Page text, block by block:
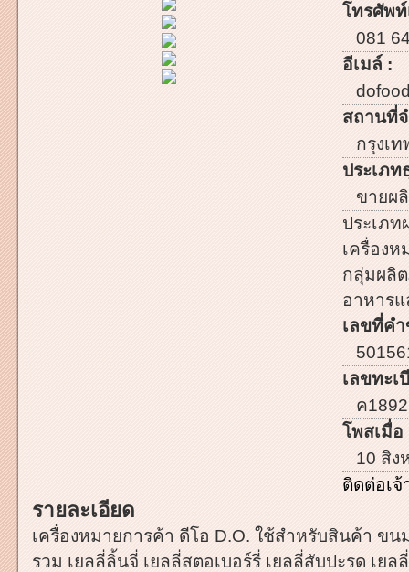
โทรศัพ
081
อีเมล์ :
สถานที่
กรุงเ
ประเภท
ขายผ
ประเภท
เครื่องห
กลุ่มผลิ
อาหารแ
เลขที่ค
เลขทะเ
ค
โพสเมื่อ
10 สิง
ติดต่อเจ้
รายละเอียด
เครื่องหมายการค้า ดีโอ D.O. ใช้สำหรับสินค้า ขน
รวม เยลลี่ลิ้นจี่ เยลลี่สตอเบอร์รี่ เยลลี่สับปะรด เยล